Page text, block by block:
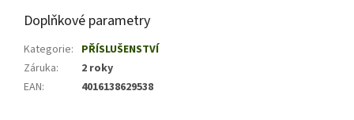
Doplňkové parametry
Kategorie: PŘÍSLUŠENSTVÍ
Záruka:
2 roky
EAN: 4016138629538